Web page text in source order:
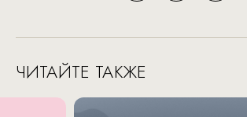
ЧИТАЙТЕ ТАКЖЕ